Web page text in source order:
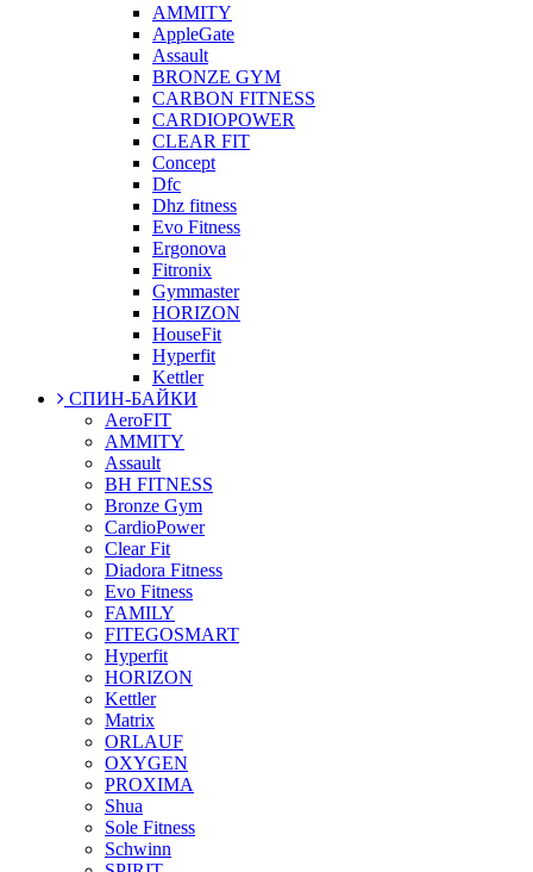
AMMITY
AppleGate
Assault
BRONZE GYM
CARBON FITNESS
CARDIOPOWER
CLEAR FIT
Concept
Dfc
Dhz fitness
Evo Fitness
Ergonova
Fitronix
Gymmaster
HORIZON
HouseFit
Hyperfit
Kettler
СПИН-БАЙКИ
AeroFIT
AMMITY
Assault
BH FITNESS
Bronze Gym
CardioPower
Clear Fit
Diadora Fitness
Evo Fitness
FAMILY
FITEGOSMART
Hyperfit
HORIZON
Kettler
Matrix
ORLAUF
OXYGEN
PROXIMA
Shua
Sole Fitness
Schwinn